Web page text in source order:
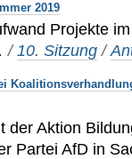
2019
Projekte
/10. Sitzung /
der Aktion
Partei AfD in